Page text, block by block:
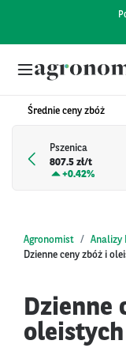
Średnie ceny zbóż
Pszenica
807.5 zł/t
+0.42%
Agronomist Analizy
Dzienne ceny zbóż i
Dzienne